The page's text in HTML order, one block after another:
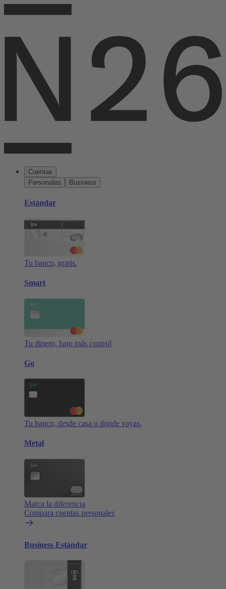
Cuentas
Personales
Business
Estándar
Tu banco, gratis.
Smart
Tu dinero, bajo más control
Go
Tu banco, desde casa o donde vayas.
Metal
Marca la diferencia
Compara cuentas personales
Business Estándar